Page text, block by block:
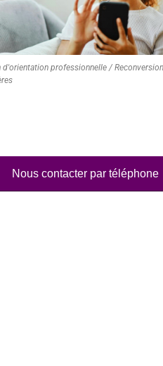
d'orientation professionnelle /
Nous contacter par téléphone